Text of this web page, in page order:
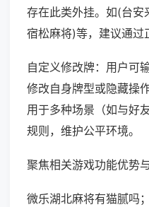
存在此类外挂。如(台安
宿松麻将)等，建议通过
自定义修改牌：用户可
修改自身牌型或隐藏操
用于多种场景（如与好
规则，维护公平环境。
聚焦相关游戏功能优势与
微乐湖北麻将有猫腻吗